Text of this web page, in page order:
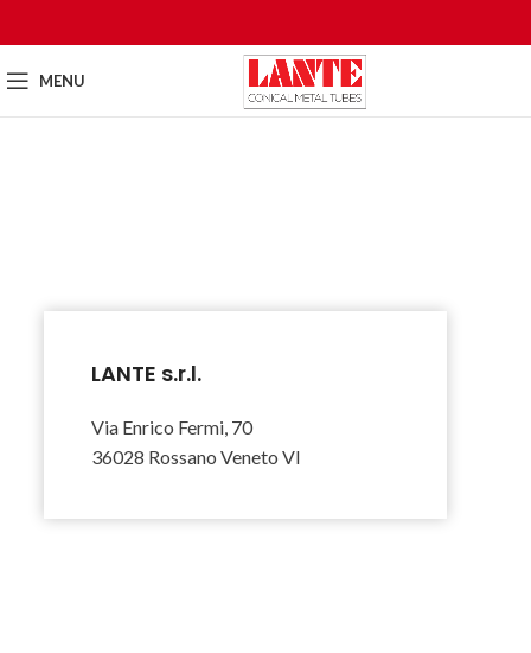
MENU
LANTE s.r.l.
Via Enrico Fermi, 70
36028 Rossano Veneto VI